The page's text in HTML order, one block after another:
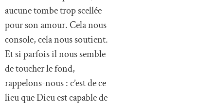
aucune tombe trop scellée
pour son amour. Cela nous
console, cela nous soutient.
Et si parfois il nous semble
de toucher le fond,
rappelons-nous : c’est de ce
lieu que Dieu est capable de